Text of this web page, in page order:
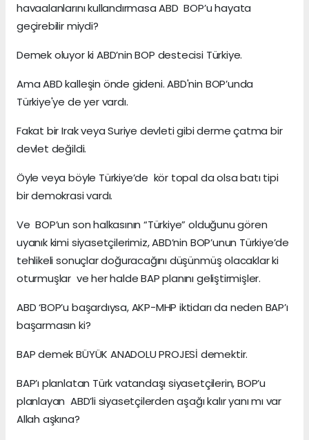
havaalanlarını kullandırmasa ABD BOP’u hayata
geçirebilir miydi?
Demek oluyor ki ABD’nin BOP destecisi Türkiye.
Ama ABD kalleşin önde gideni. ABD'nin BOP’unda
Türkiye'ye de yer vardı.
Fakat bir Irak veya Suriye devleti gibi derme çatma bir
devlet değildi.
Öyle veya böyle Türkiye’de kör topal da olsa batı tipi
bir demokrasi vardı.
Ve BOP’un son halkasının “Türkiye” olduğunu gören
uyanık kimi siyasetçilerimiz, ABD’nin BOP’unun Türkiye’de
tehlikeli sonuçlar doğuracağını düşünmüş olacaklar ki
oturmuşlar ve her halde BAP planını geliştirmişler.
ABD ‘BOP’u başardıysa, AKP-MHP iktidarı da neden BAP’ı
başarmasın ki?
BAP demek BÜYÜK ANADOLU PROJESİ demektir.
BAP’ı planlatan Türk vatandaşı siyasetçilerin, BOP’u
planlayan ABD’li siyasetçilerden aşağı kalır yanı mı var
Allah aşkına?